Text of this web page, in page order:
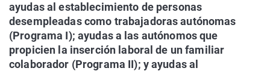
ayudas al establecimiento de personas
desempleadas como trabajadoras autónomas
(Programa I); ayudas a las autónomos que
propicien la inserción laboral de un familiar
colaborador (Programa II); y ayudas al